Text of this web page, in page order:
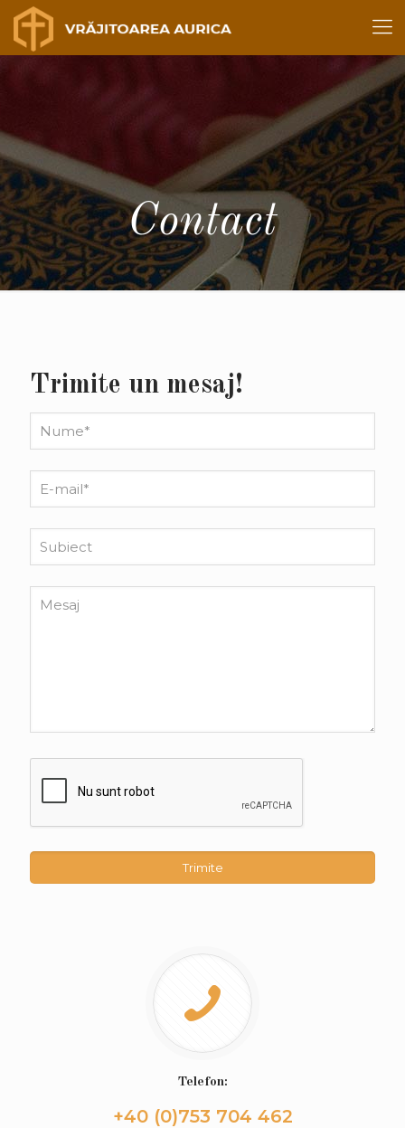
Contact
Trimite un mesaj!
Telefon:
+40 (0)753 704 462